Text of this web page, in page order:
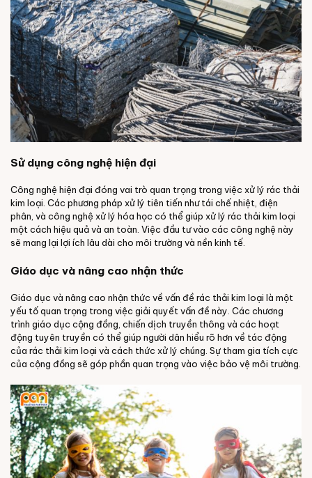
Sử dụng công nghệ hiện đại
Công nghệ hiện đại đóng vai trò quan trọng trong việc xử lý rác thải
kim loại. Các phương pháp xử lý tiên tiến như tái chế nhiệt, điện
phân, và công nghệ xử lý hóa học có thể giúp xử lý rác thải kim loại
một cách hiệu quả và an toàn. Việc đầu tư vào các công nghệ này
sẽ mang lại lợi ích lâu dài cho môi trường và nền kinh tế.
Giáo dục và nâng cao nhận thức
Giáo dục và nâng cao nhận thức về vấn đề rác thải kim loại là một
yếu tố quan trọng trong việc giải quyết vấn đề này. Các chương
trình giáo dục cộng đồng, chiến dịch truyền thông và các hoạt
động tuyên truyền có thể giúp người dân hiểu rõ hơn về tác động
của rác thải kim loại và cách thức xử lý chúng. Sự tham gia tích cực
của cộng đồng sẽ góp phần quan trọng vào việc bảo vệ môi trường.